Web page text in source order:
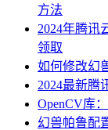
方法
2024年腾讯
领取
如何修改幻
2024最新腾
OpenCV库
幻兽帕鲁配